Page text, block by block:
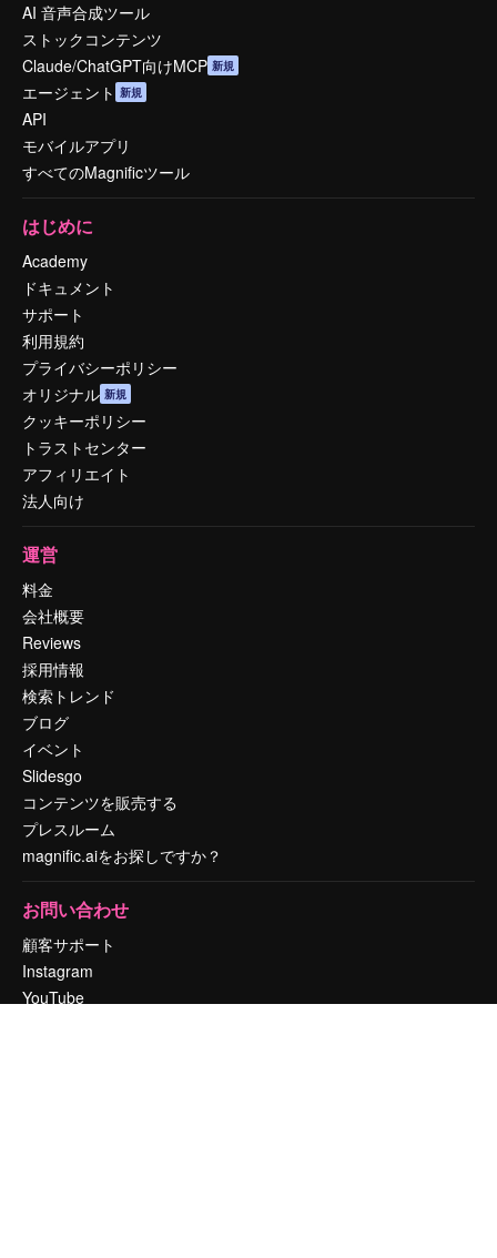
AI 音声合成ツール
ストックコンテンツ
Claude/ChatGPT向けMCP 新規
エージェント 新規
API
モバイルアプリ
すべてのMagnificツール
はじめに
Academy
ドキュメント
サポート
利用規約
プライバシーポリシー
オリジナル 新規
クッキーポリシー
トラストセンター
アフィリエイト
法人向け
運営
料金
会社概要
Reviews
採用情報
検索トレンド
ブログ
イベント
Slidesgo
コンテンツを販売する
プレスルーム
magnific.aiをお探しですか？
お問い合わせ
顧客サポート
Instagram
YouTube